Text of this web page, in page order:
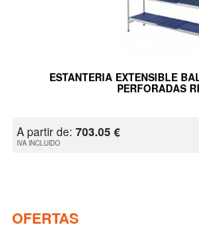
ESTANTERIA EXTENSIBLE
PERFORADAS
A partir de: 703.05 €
IVA INCLUIDO
OFERTAS